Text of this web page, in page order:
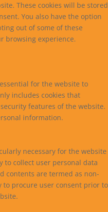
These cookies will be stored
You also have the option
out of some of these
browsing experience.
for the website to
includes cookies that
features of the website.
information.
necessary for the website
to collect user personal data
contents are termed as non-
to procure user consent prior to